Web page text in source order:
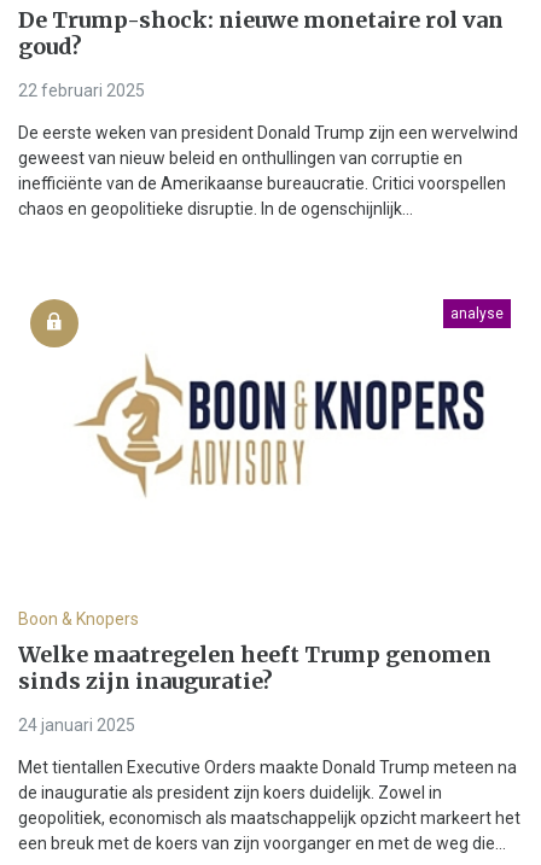
De Trump-shock: nieuwe monetaire rol van
goud?
22 februari 2025
De eerste weken van president Donald Trump zijn een wervelwind
geweest van nieuw beleid en onthullingen van corruptie en
inefficiënte van de Amerikaanse bureaucratie. Critici voorspellen
chaos en geopolitieke disruptie. In de ogenschijnlijk...
analyse
Boon & Knopers
Welke maatregelen heeft Trump genomen
sinds zijn inauguratie?
24 januari 2025
Met tientallen Executive Orders maakte Donald Trump meteen na
de inauguratie als president zijn koers duidelijk. Zowel in
geopolitiek, economisch als maatschappelijk opzicht markeert het
een breuk met de koers van zijn voorganger en met de weg die...